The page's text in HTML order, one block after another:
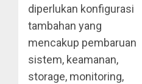
diperlukan konfigurasi
tambahan yang
mencakup pembaruan
sistem, keamanan,
storage, monitoring,